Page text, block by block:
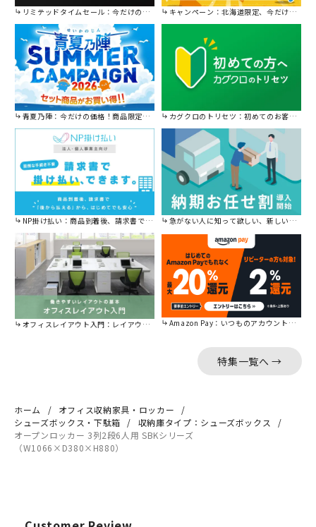
リミテッドタイムセール：今だけの限定セール。 キャンペーン：北海道限定、今だけ送料無料！
青夏乃陣：今だけの価格！商品限定セール開催中です。 カグクロのトリセツ：初めてのお客様はこちら。
NP掛け払い：商品到着後、請求書で後から払えます。 急がない人に知って欲しい、新しい割引を始めました。
オフィスレイアウト入門：レイアウトの基本をご紹介。 Amazon Pay：いつものアカウントで簡単に決済可能。
特集一覧へ →
ホーム
オフィス収納家具・ロッカー
シューズボックス・下駄箱
収納庫タイプ：シューズボックス
オープンロッカー 3列2段6人用 SBKシリーズ
（W1066×D380×H880）